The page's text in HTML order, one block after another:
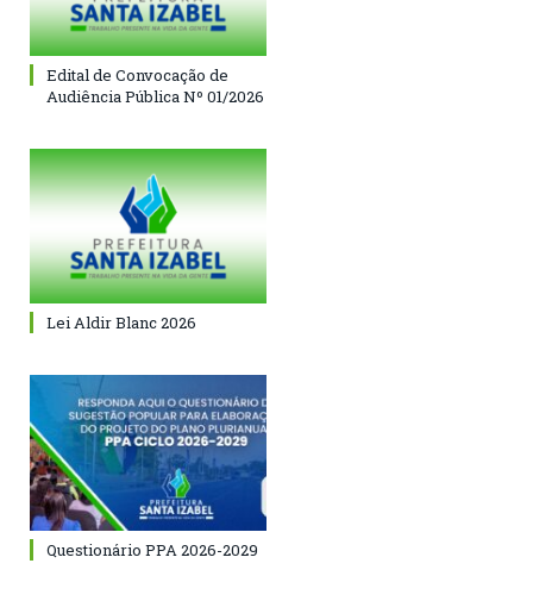
Edital de Convocação de
Audiência Pública Nº 01/2026
Lei Aldir Blanc 2026
Questionário PPA 2026-2029